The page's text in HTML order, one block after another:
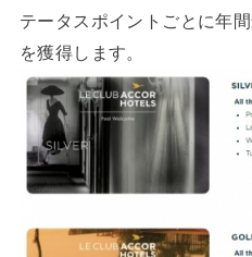
テータスポイントごとに年
を獲得します。